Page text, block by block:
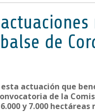
de
actuación que
de la
y 7.000 hectáreas